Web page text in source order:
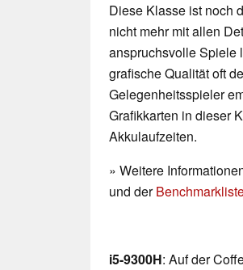
Diese Klasse ist noch
nicht mehr mit allen
anspruchsvolle Spiele
grafische Qualität oft
Gelegenheitsspieler
Grafikkarten in dieser
Akkulaufzeiten.
» Weitere
und der
i5-9300H: Auf der